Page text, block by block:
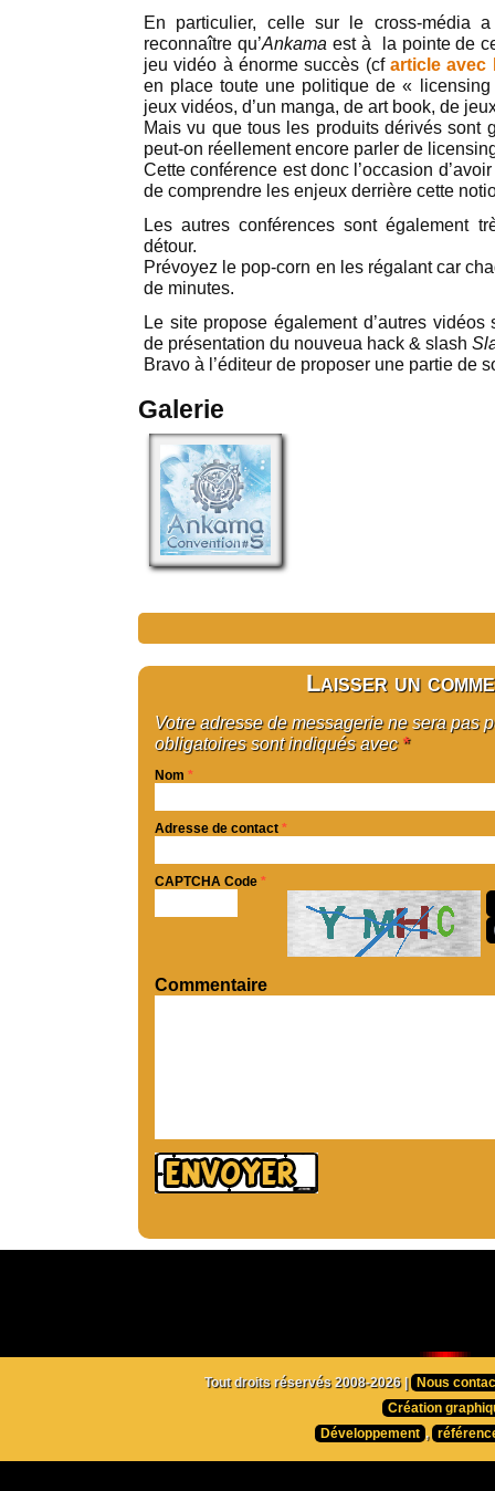
En particulier, celle sur le cross-média
reconnaître qu’Ankama est à la pointe de
jeu vidéo à énorme succès (cf article avec
en place toute une politique de « licensing
jeux vidéos, d’un manga, de art book, de
Mais vu que tous les produits dérivés sont
peut-on réellement encore parler de
Cette conférence est donc l’occasion
de comprendre les enjeux derrière cette
Les autres conférences sont également
détour.
Prévoyez le pop-corn en les régalant car
de minutes.
Le site propose également d’autres
de présentation du nouveua hack & slash
Bravo à l’éditeur de proposer une partie de
Galerie
Laisser un
Votre adresse de messagerie ne sera pas
obligatoires sont indiqués avec *
Nom *
Adresse de contact *
CAPTCHA Code *
Commentaire
Tout droits réservés 2008-2026 |
Nous
Création
Développement ,